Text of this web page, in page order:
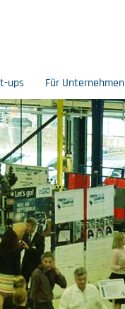
ups Für Unternehmen